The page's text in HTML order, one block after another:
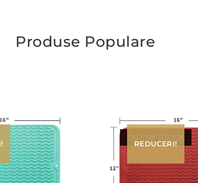
Produse Populare
REDUCERI!